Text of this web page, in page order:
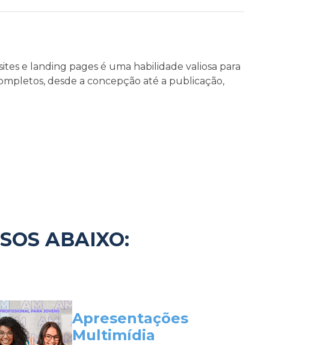
e landing pages é uma habilidade valiosa para
desde a concepção até a publicação,
ABAIXO:
Apresentações
Multimídia